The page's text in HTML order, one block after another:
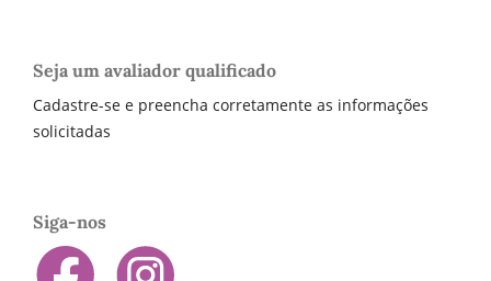
Seja um avaliador qualificado
Cadastre-se e preencha corretamente as informações
solicitadas
Siga-nos